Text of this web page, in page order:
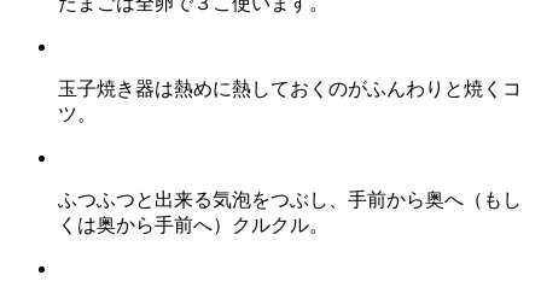
玉子焼き器は熱めに熱しておくのがふんわりと焼くコ
ツ。
ふつふつと出来る気泡をつぶし、手前から奥へ（もし
くは奥から手前へ）クルクル。